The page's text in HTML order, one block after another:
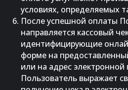
условиях, определяемых
После успешной оплаты
направляется кассовый
идентифицирующие
форме на
или на адрес
Пользователь выражает